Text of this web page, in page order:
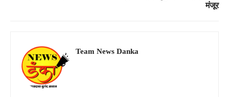
मंजूर
Team News Danka